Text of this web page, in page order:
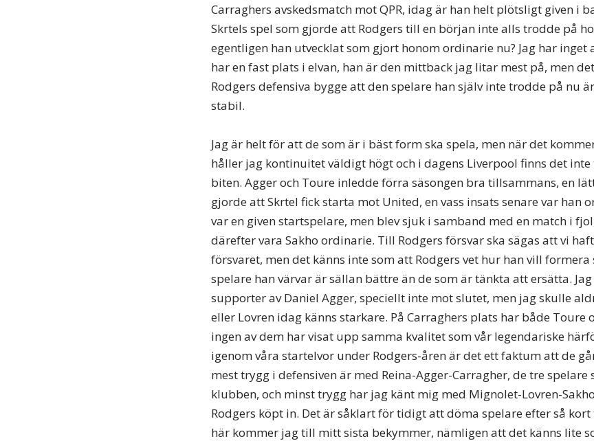
Carraghers avskedsmatch mot QPR, idag är han helt plötsligt given i
Skrtels spel som gjorde att Rodgers till en början inte alls trodde på
egentligen han utvecklat som gjort honom ordinarie nu? Jag har inget
har en fast plats i elvan, han är den mittback jag litar mest på, men
Rodgers defensiva bygge att den spelare han själv inte trodde på nu
stabil.
Jag är helt för att de som är i bäst form ska spela, men när det
håller jag kontinuitet väldigt högt och i dagens Liverpool finns det
biten. Agger och Toure inledde förra säsongen bra tillsammans, en
gjorde att Skrtel fick starta mot United, en vass insats senare var han
var en given startspelare, men blev sjuk i samband med en match i
därefter vara Sakho ordinarie. Till Rodgers försvar ska sägas att vi
försvaret, men det känns inte som att Rodgers vet hur han vill formera
spelare han värvar är sällan bättre än de som är tänkta att ersätta.
supporter av Daniel Agger, speciellt inte mot slutet, men jag skulle
eller Lovren idag känns starkare. På Carraghers plats har både Toure
ingen av dem har visat upp samma kvalitet som vår legendariske
igenom våra startelvor under Rodgers-åren är det ett faktum att de
mest trygg i defensiven är med Reina-Agger-Carragher, de tre
klubben, och minst trygg har jag känt mig med Mignolet-Lovren-
Rodgers köpt in. Det är såklart för tidigt att döma spelare efter så
här kommer jag till mitt sista bekymmer, nämligen att det känns lite